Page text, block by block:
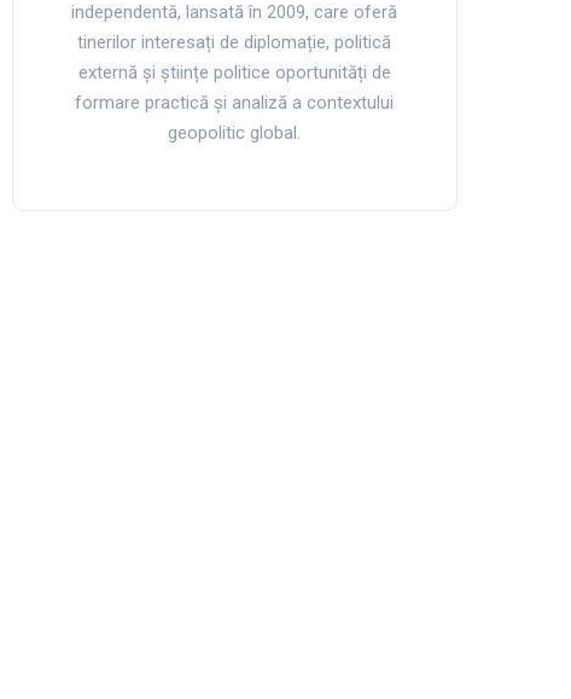
independentă, lansată în 2009, care oferă
tinerilor interesați de diplomație, politică
externă și științe politice oportunități de
formare practică și analiză a contextului
geopolitic global.